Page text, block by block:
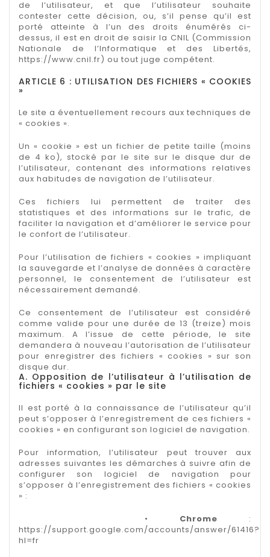
de l’utilisateur, et que l’utilisateur souhaite
contester cette décision, ou, s’il pense qu’il est
porté atteinte à l’un des droits énumérés ci-
dessus, il est en droit de saisir la CNIL (Commission
Nationale de l’Informatique et des Libertés,
https://www.cnil.fr) ou tout juge compétent.
ARTICLE 6 : UTILISATION DES FICHIERS « COOKIES
»
Le site a éventuellement recours aux techniques de
« cookies ».
Un « cookie » est un fichier de petite taille (moins
de 4 ko), stocké par le site sur le disque dur de
l’utilisateur, contenant des informations relatives
aux habitudes de navigation de l’utilisateur.
Ces fichiers lui permettent de traiter des
statistiques et des informations sur le trafic, de
faciliter la navigation et d’améliorer le service pour
le confort de l’utilisateur.
Pour l’utilisation de fichiers « cookies » impliquant
la sauvegarde et l’analyse de données à caractère
personnel, le consentement de l’utilisateur est
nécessairement demandé.
Ce consentement de l’utilisateur est considéré
comme valide pour une durée de 13 (treize) mois
maximum. A l’issue de cette période, le site
demandera à nouveau l’autorisation de l’utilisateur
pour enregistrer des fichiers « cookies » sur son
disque dur.
A. Opposition de l’utilisateur à l’utilisation de
fichiers « cookies » par le site
Il est porté à la connaissance de l’utilisateur qu’il
peut s’opposer à l’enregistrement de ces fichiers «
cookies » en configurant son logiciel de navigation.
Pour information, l’utilisateur peut trouver aux
adresses suivantes les démarches à suivre afin de
configurer son logiciel de navigation pour
s’opposer à l’enregistrement des fichiers « cookies
» :
• Chrome :
https://support.google.com/accounts/answer/61416?
hl=fr